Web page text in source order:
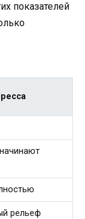
показателей
рельеф